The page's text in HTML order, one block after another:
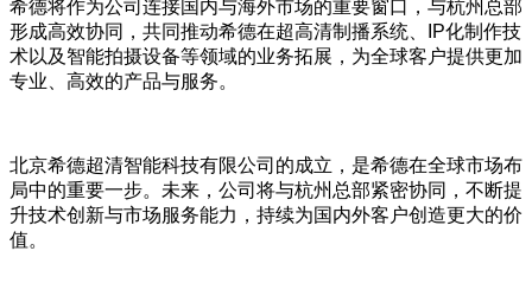
希德将作为公司连接国内与海外市场的重要窗口，与杭州总部
形成高效协同，共同推动希德在超高清制播系统、IP化制作技
术以及智能拍摄设备等领域的业务拓展，为全球客户提供更加
专业、高效的产品与服务。
北京希德超清智能科技有限公司的成立，是希德在全球市场布
局中的重要一步。未来，公司将与杭州总部紧密协同，不断提
升技术创新与市场服务能力，持续为国内外客户创造更大的价
值。